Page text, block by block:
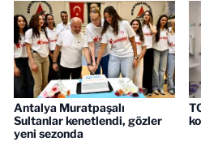
Antalya Muratpaşalı
Sultanlar kenetlendi, gözler
yeni sezonda